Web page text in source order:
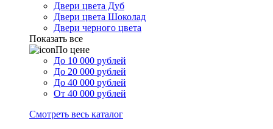
Двери цвета Дуб
Двери цвета Шоколад
Двери черного цвета
Показать все
По цене
До 10 000 рублей
До 20 000 рублей
До 40 000 рублей
От 40 000 рублей
Смотреть весь каталог